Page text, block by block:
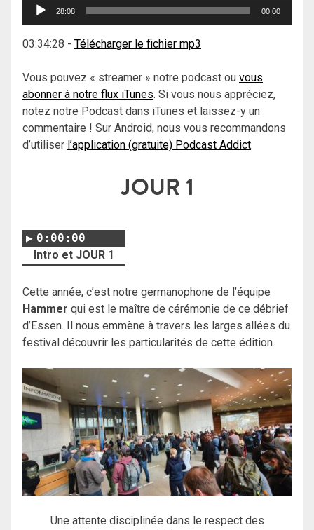
Lecteur
28:08 00:00
03:34:28 - Télécharger le fichier mp3
Vous pouvez « streamer » notre podcast ou vous
abonner à notre flux iTunes. Si vous nous appréciez,
notez notre Podcast dans iTunes et laissez-y un
commentaire ! Sur Android, nous vous recommandons
d’utiliser l’application (gratuite) Podcast Addict.
JOUR 1
0:00:00
Intro et JOUR 1
Cette année, c’est notre germanophone de l’équipe
Hammer qui est le maître de cérémonie de ce débrief
d’Essen. Il nous emmène à travers les larges allées du
festival découvrir les particularités de cette édition.
Une attente disciplinée dans le respect des